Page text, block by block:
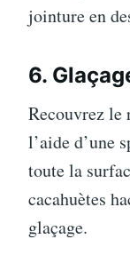
jointure en
6.
Recouvrez le
l’aide d’une
toute la
cacahuètes
glaçage.